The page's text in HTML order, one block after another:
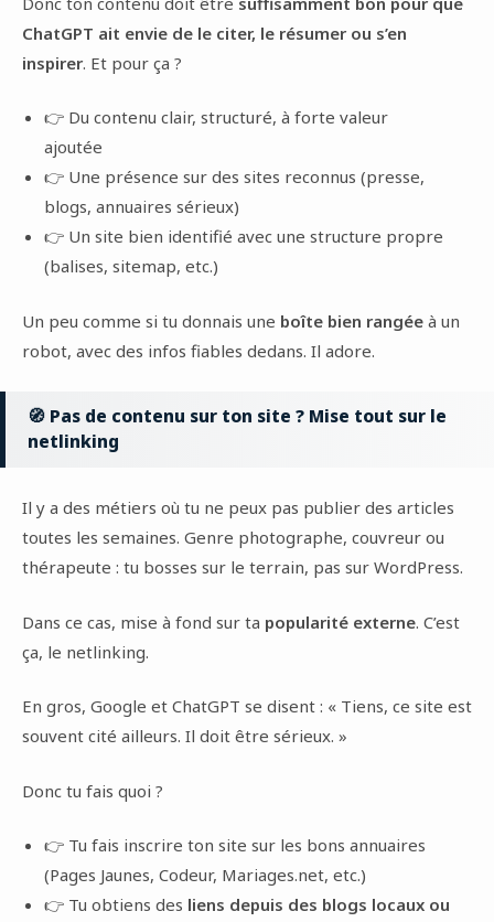
ChatGPT ait envie de le citer, le résumer ou s’en
inspirer. Et pour ça ?
👉 Du contenu clair, structuré, à forte valeur
ajoutée
👉 Une présence sur des sites reconnus (presse,
blogs, annuaires sérieux)
👉 Un site bien identifié avec une structure propre
(balises, sitemap, etc.)
Un peu comme si tu donnais une boîte bien rangée à un
robot, avec des infos fiables dedans. Il adore.
🧭 Pas de contenu sur ton site ? Mise tout sur le
netlinking
Il y a des métiers où tu ne peux pas publier des articles
toutes les semaines. Genre photographe, couvreur ou
thérapeute : tu bosses sur le terrain, pas sur WordPress.
Dans ce cas, mise à fond sur ta popularité externe. C’est
ça, le netlinking.
En gros, Google et ChatGPT se disent : « Tiens, ce site est
souvent cité ailleurs. Il doit être sérieux. »
Donc tu fais quoi ?
👉 Tu fais inscrire ton site sur les bons annuaires
(Pages Jaunes, Codeur, Mariages.net, etc.)
👉 Tu obtiens des liens depuis des blogs locaux ou